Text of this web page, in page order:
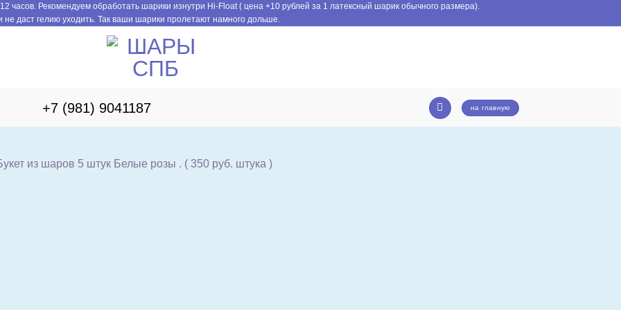
часов. Рекомендуем обработать шарики изнутри Hi-Float ( цена +10 рублей за 1 латексный шарик обычного размера).
даст гелию уходить. Так ваши шарики пролетают намного дольше.
+7 (981) 9041187 на главную